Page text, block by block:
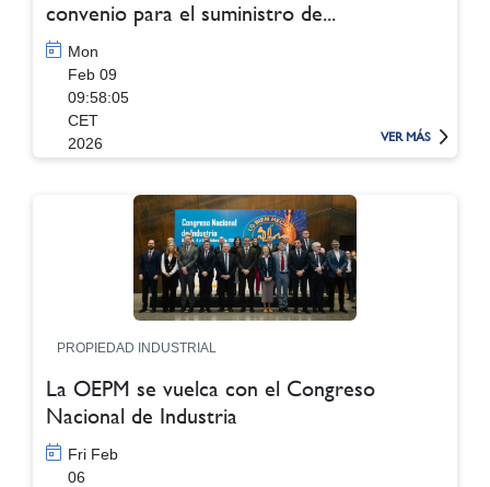
convenio para el suministro de...
Mon
Feb 09
09:58:05
CET
2026
VER MÁS
PROPIEDAD INDUSTRIAL
La OEPM se vuelca con el Congreso
Nacional de Industria
Fri Feb
06